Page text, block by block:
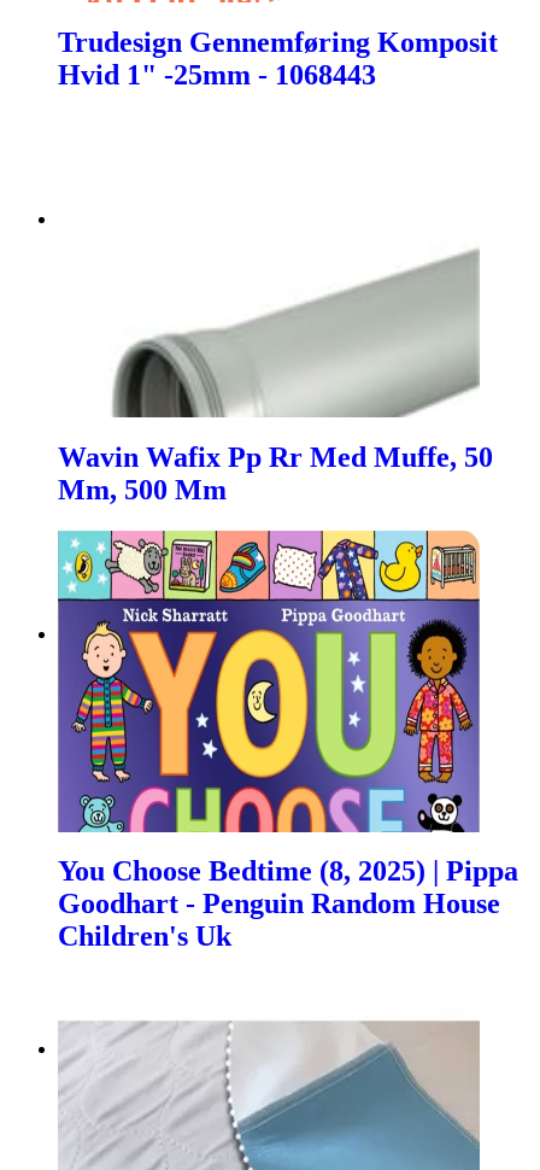
Trudesign Gennemføring Komposit
Hvid 1" -25mm - 1068443
Wavin Wafix Pp Rr Med Muffe, 50
Mm, 500 Mm
You Choose Bedtime (8, 2025) | Pippa
Goodhart - Penguin Random House
Children's Uk